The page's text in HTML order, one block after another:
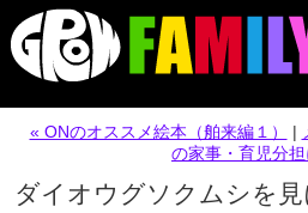
« ONのオススメ絵本（舶来編１） |
の家事・育児分
ダイオウグソクムシを見